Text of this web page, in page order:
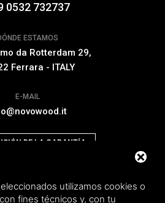
0532 732737
ESTAMOS
da Rotterdam 29,
Ferrara - ITALY
E-MAIL
DE LA GARANTÍA
utilizamos cookies o
fines técnicos y, con tu